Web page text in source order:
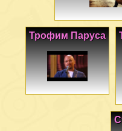
Трофим Паруса